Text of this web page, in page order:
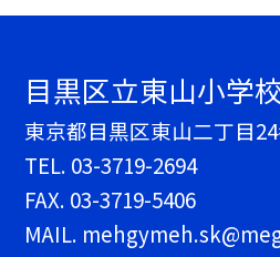
目黒区立東山小学
東京都目黒区東山二丁目
TEL. 03-3719-2694
FAX. 03-3719-5406
MAIL.